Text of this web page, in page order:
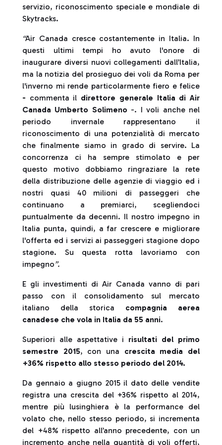
servizio, riconoscimento speciale e mondiale di
Skytracks.
“Air Canada cresce costantemente in Italia. In
questi ultimi tempi ho avuto l'onore di
inaugurare diversi nuovi collegamenti dall’Italia,
ma la notizia del prosieguo dei voli da Roma per
l'inverno mi rende particolarmente fiero e felice
- commenta il direttore generale Italia di Air
Canada Umberto Solimeno -. I voli anche nel
periodo invernale rappresentano il
riconoscimento di una potenzialità di mercato
che finalmente siamo in grado di servire. La
concorrenza ci ha sempre stimolato e per
questo motivo dobbiamo ringraziare la rete
della distribuzione delle agenzie di viaggio ed i
nostri quasi 40 milioni di passeggeri che
continuano a premiarci, scegliendoci
puntualmente da decenni. Il nostro impegno in
Italia punta, quindi, a far crescere e migliorare
l'offerta ed i servizi ai passeggeri stagione dopo
stagione. Su questa rotta lavoriamo con
impegno”.
E gli investimenti di Air Canada vanno di pari
passo con il consolidamento sul mercato
italiano della storica compagnia aerea
canadese che vola in Italia da 55 anni.
Superiori alle aspettative i risultati del primo
semestre 2015, con una crescita media del
+36% rispetto allo stesso periodo del 2014.
Da gennaio a giugno 2015 il dato delle vendite
registra una crescita del +36% rispetto al 2014,
mentre più lusinghiera è la performance del
volato che, nello stesso periodo, si incrementa
del +48% rispetto all’anno precedente, con un
incremento anche nella quantità di voli offerti,